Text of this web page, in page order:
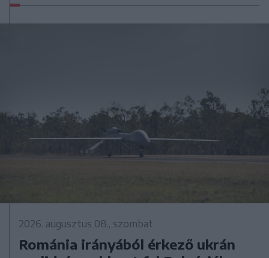
2026. augusztus 08., szombat
Románia irányából érkező ukrán